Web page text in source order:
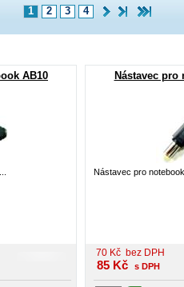
1 2 3 4
AB10 Nástavec pro
Nástavec pro notebook
70 Kč bez DPH
85 Kč s DPH